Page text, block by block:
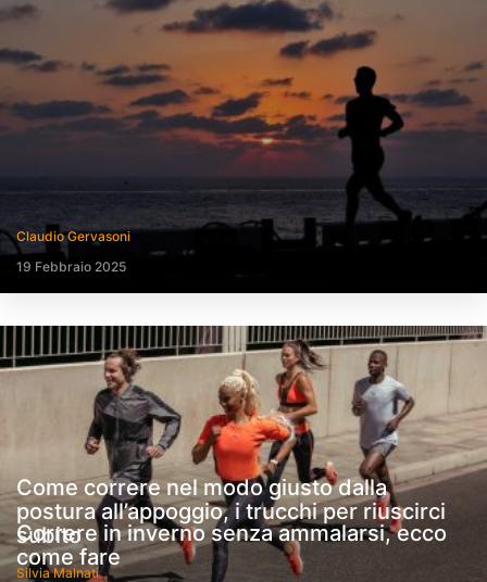
Claudio Gervasoni
19 Febbraio 2025
Come correre nel modo giusto dalla
postura all’appoggio, i trucchi per riuscirci
subito
Silvia Malnati
Correre in inverno senza ammalarsi, ecco
come fare